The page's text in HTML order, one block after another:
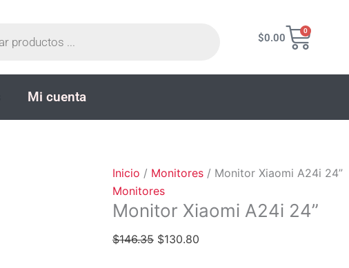
$0.00
0
Carrito
Mi cuenta
Inicio / Monitores / Monitor Xiaomi A24i 24”
Monitores
Monitor Xiaomi A24i 24”
$146.35 $130.80